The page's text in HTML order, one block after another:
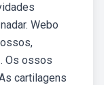
Webo
Os ossos
cartilagens